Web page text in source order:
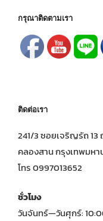
กรุณาติดตามเรา
ติดต่อเรา
241/3 ซอยเจริญรัถ
คลองสาน กรุงเทพมห
โทร 0997013652
ชั่วโมง
วันจันทร์—วันศุกร์: